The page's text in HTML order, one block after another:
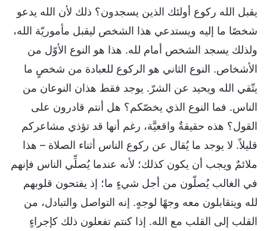
يقبل الله ركوع أولئك الذين يسجدون؟ ذلك لأن الله يدعو
شخصًا ما إليه ويستدعي هذا الشخص ليقبل مأموريّة الله،
ولذلك يسجد الشخص أمام لله. هذا هو النوع الأوّل من
الأشخاص. النوع الثاني هو الركوع للعبادة من شخصٍ ما
يتّقي الله ويحيد عن الشرّ. يوجد فقط هذان النوعان من
الناس. فما النوع الذي يخصّكم؟ هل أنتم قادرون على
القول؟ هذه حقيقةٌ واقعيَّة، رغم أنها قد تؤذي مشاعركم
قليلاً. لا يوجد ما يُقال عن ركوع الناس أثناء الصلاة – هذا
ملائمٌ ويجب أن يكون كذلك؛ لأنه عندما يُصلِّي الناس فإنهم
في الغالب يُصلّون من أجل شيءٍ ما؛ إذ يفتحون قلوبهم
لله ويتقابلون معه وجهًا لوجهٍ. إنه التواصل والتبادل، من
القلب إلى القلب مع الله. إذا كنتم تفعلون ذلك كإجراءٍ